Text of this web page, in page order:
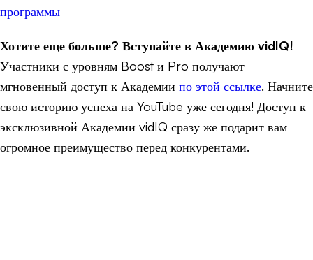
программы
Хотите еще больше? Вступайте в Академию vidIQ!
Участники с уровням Boost и Pro получают
мгновенный доступ к Академии по этой ссылке. Начните
свою историю успеха на YouTube уже сегодня! Доступ к
эксклюзивной Академии vidIQ сразу же подарит вам
огромное преимущество перед конкурентами.